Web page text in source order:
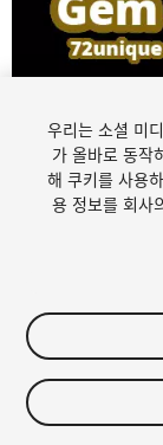
$12
우리는 소셜 미
가 올바로 동작
해 쿠키를 사용
용 정보를 회사